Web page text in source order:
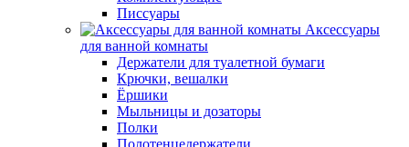
Писсуары
Аксессуары
для ванной комнаты
Держатели для туалетной бумаги
Крючки, вешалки
Ёршики
Мыльницы и дозаторы
Полки
Полотенцедержатели